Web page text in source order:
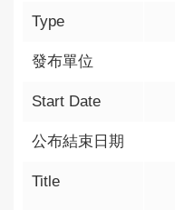
Type
發布單位
Start Date
公布結束日期
Title